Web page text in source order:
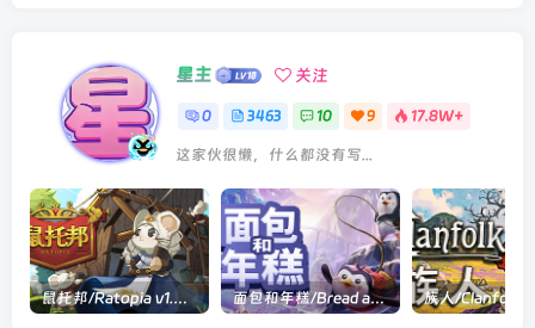
星主 关注
0 3463 10 9 17.8W+
这家伙很懒，什么都没有写...
鼠托邦/Ratopia v1.0.0530|策略模拟|容量2.9GB|官方中文版 面包和年糕/Bread and Fred Build.21411256|动作冒险|容量1.1GB|官方中文版